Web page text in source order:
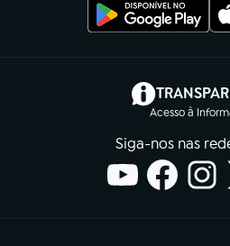
Acesso à
Siga-nos nas